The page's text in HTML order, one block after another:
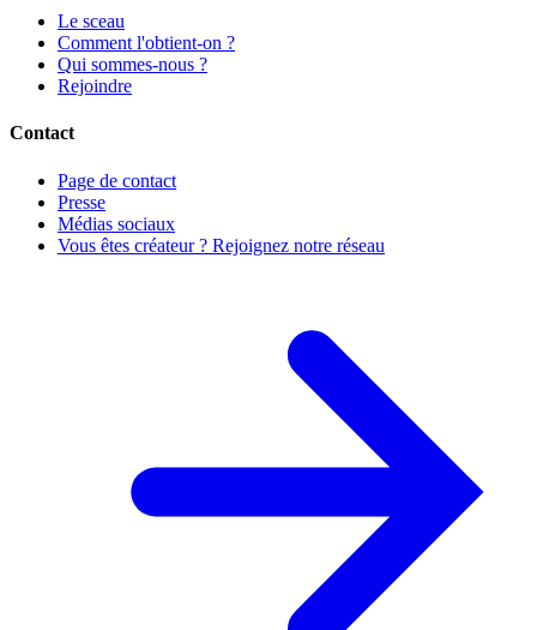
Le sceau
Comment l'obtient-on ?
Qui sommes-nous ?
Rejoindre
Contact
Page de contact
Presse
Médias sociaux
Vous êtes créateur ? Rejoignez notre réseau